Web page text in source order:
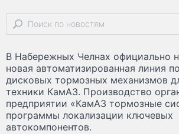
В Набережных Челнах официально
новая автоматизированная линия
дисковых тормозных механизмов
техники КамАЗ. Производство
предприятии «КамАЗ тормозные
программы локализации ключевых
автокомпонентов.